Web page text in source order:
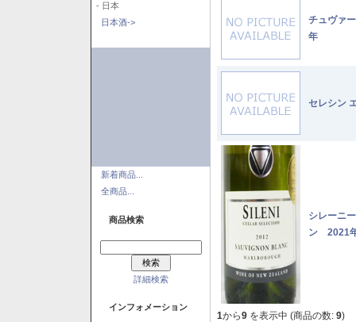
- 日本
日本酒->
新着商品...
全商品...
商品検索
詳細検索
インフォメーション
チュヴァ
年
セレシン
シレーニ
ン 2021
1から9 を表示中 (商品の数: 9)